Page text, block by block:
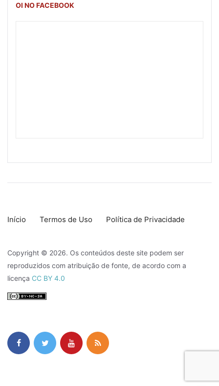
OI NO FACEBOOK
Início Termos de Uso Política de Privacidade
Copyright © 2026. Os conteúdos deste site podem ser
reproduzidos com atribuição de fonte, de acordo com a
licença CC BY 4.0